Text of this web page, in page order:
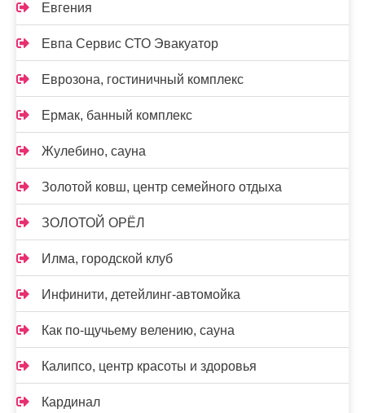
Евгения
Евпа Сервис СТО Эвакуатор
Еврозона, гостиничный комплекс
Ермак, банный комплекс
Жулебино, сауна
Золотой ковш, центр семейного отдыха
ЗОЛОТОЙ ОРЁЛ
Илма, городской клуб
Инфинити, детейлинг-автомойка
Как по-щучьему велению, сауна
Калипсо, центр красоты и здоровья
Кардинал